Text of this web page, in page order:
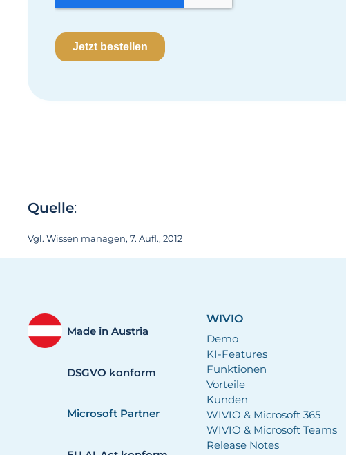
Quelle:
Vgl. Wissen managen, 7. Aufl., 2012
Made in Austria
DSGVO konform
Microsoft Partner
WIVIO
Demo
KI-Features
Funktionen
Vorteile
Kunden
WIVIO & Microsoft 365
WIVIO & Microsoft Teams
Release Notes